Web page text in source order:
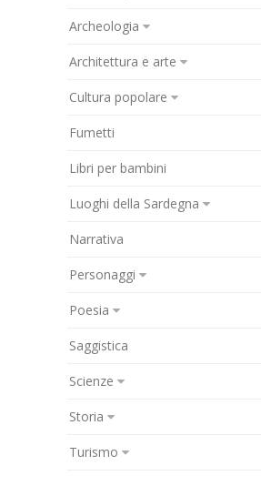
Archeologia
Architettura e arte
Cultura popolare
Fumetti
Libri per bambini
Luoghi della Sardegna
Narrativa
Personaggi
Poesia
Saggistica
Scienze
Storia
Turismo